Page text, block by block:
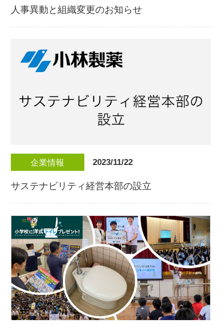
人事異動と組織変更のお知らせ
企業情報 2023/11/22
サステナビリティ経営本部の設立